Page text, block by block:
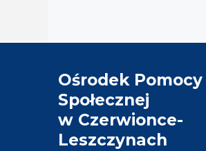
Ośrodek Pomocy
Społecznej
w Czerwionce-
Leszczynach